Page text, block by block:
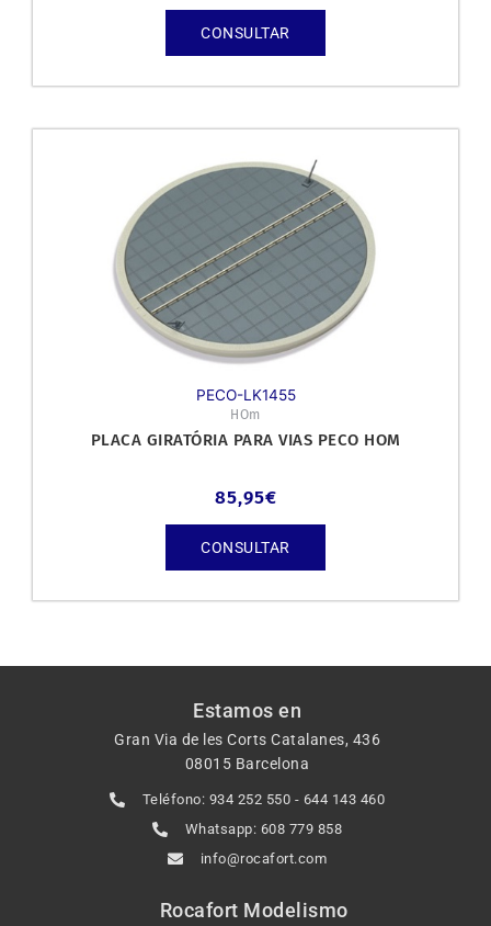
CONSULTAR
PECO-LK1455
HOm
PLACA GIRATÓRIA PARA VIAS PECO HOM
85,95€
CONSULTAR
Estamos en
Gran Via de les Corts Catalanes, 436
08015 Barcelona
Teléfono: 934 252 550 - 644 143 460
Whatsapp: 608 779 858
info@rocafort.com
Rocafort Modelismo